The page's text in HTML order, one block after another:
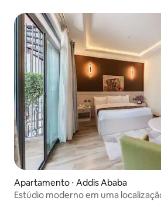
Apartamento ⋅ Addis Ababa
Estúdio moderno em uma